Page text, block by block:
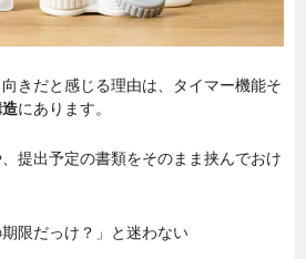
きだと感じる理由は、タイマー機能そ
にあります。
提出予定の書類をそのまま挟んでおけ
限だっけ？」と迷わない